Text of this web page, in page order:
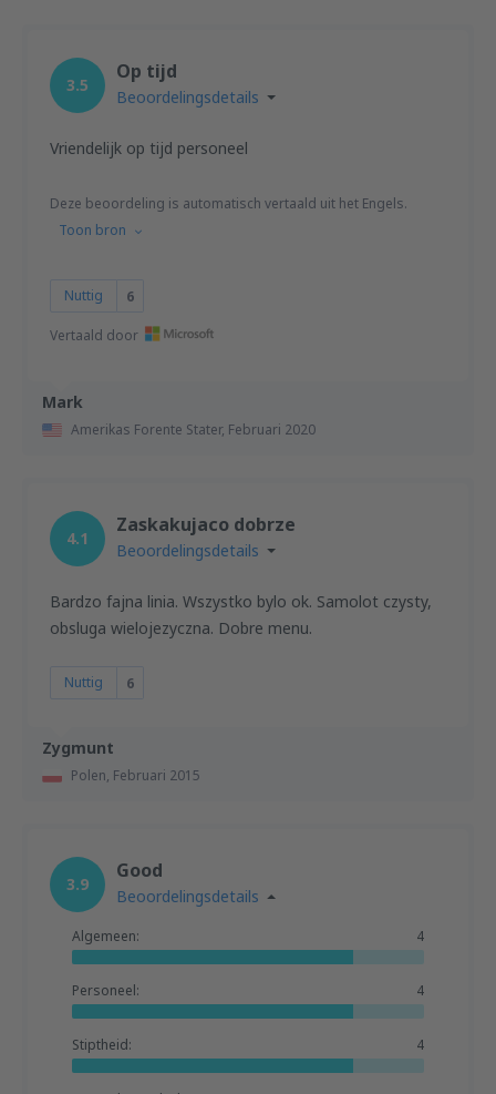
Mark
Amerikas Forente Stater, Februari 2020
3.5
Op tijd
Beoordelingsdetails
Vriendelijk op tijd personeel
Deze beoordeling is automatisch vertaald uit het Engels.
Toon bron
Nuttig 6
Vertaald door
Zygmunt
Polen, Februari 2015
4.1
Zaskakujaco dobrze
Beoordelingsdetails
Bardzo fajna linia. Wszystko bylo ok. Samolot czysty,
obsluga wielojezyczna. Dobre menu.
Nuttig 6
3.9
Good
Beoordelingsdetails
Algemeen: 4
Personeel: 4
Stiptheid: 4